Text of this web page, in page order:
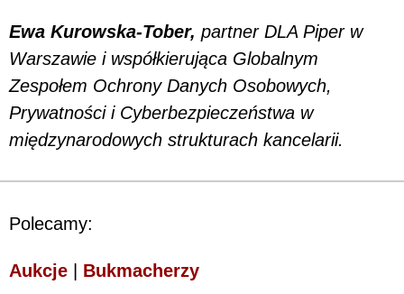
Ewa Kurowska-Tober, partner DLA Piper w
Warszawie i współkierująca Globalnym
Zespołem Ochrony Danych Osobowych,
Prywatności i Cyberbezpieczeństwa w
międzynarodowych strukturach kancelarii.
Polecamy:
Aukcje Bukmacherzy